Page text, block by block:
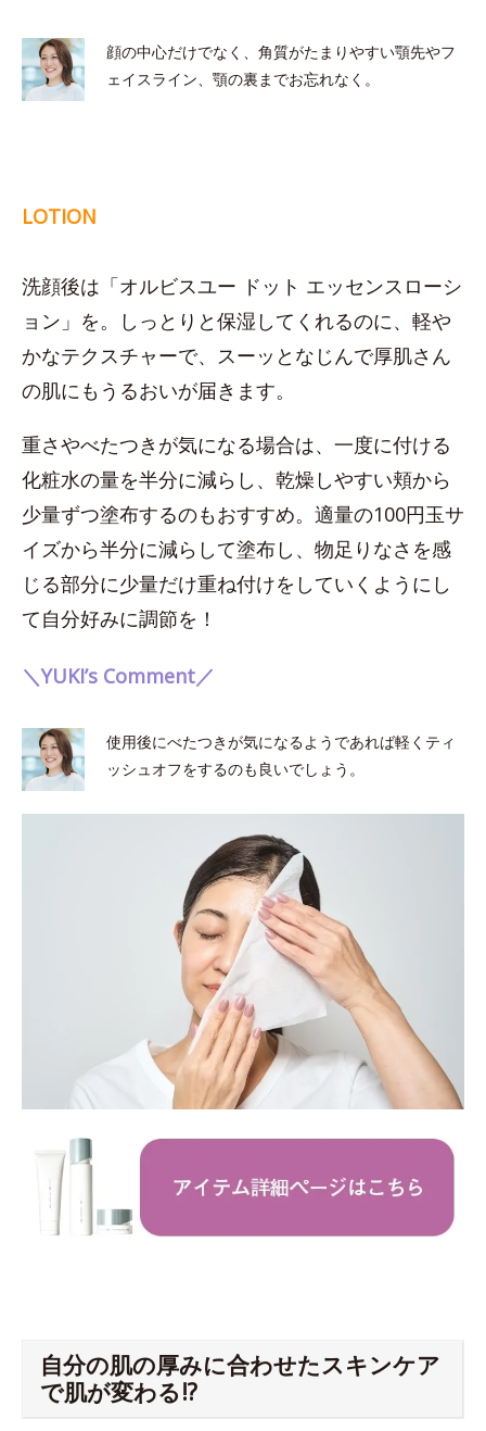
顔の中心だけでなく、角質がたまりやすい顎先やフ
ェイスライン、顎の裏までお忘れなく。
LOTION
洗顔後は「オルビスユー ドット エッセンスローシ
ョン」を。しっとりと保湿してくれるのに、軽や
かなテクスチャーで、スーッとなじんで厚肌さん
の肌にもうるおいが届きます。
重さやべたつきが気になる場合は、一度に付ける
化粧水の量を半分に減らし、乾燥しやすい頬から
少量ずつ塗布するのもおすすめ。適量の100円玉サ
イズから半分に減らして塗布し、物足りなさを感
じる部分に少量だけ重ね付けをしていくようにし
て自分好みに調節を！
＼YUKI’s Comment／
使用後にべたつきが気になるようであれば軽くティ
ッシュオフをするのも良いでしょう。
自分の肌の厚みに合わせたスキンケア
で肌が変わる!?